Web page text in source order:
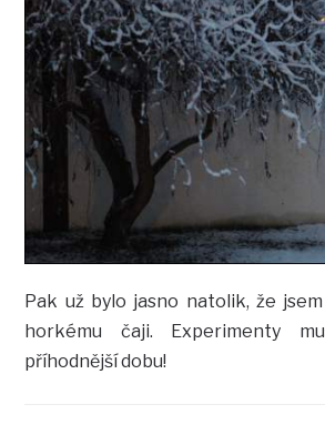
Pak už bylo jasno natolik, že
horkému čaji. Experimenty
příhodnější dobu!